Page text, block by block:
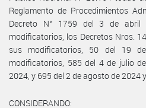
Reglamento de Procedimientos
Decreto N° 1759 del 3 de abril
modificatorios, los Decretos Nros.
sus modificatorios, 50 del 19
modificatorios, 585 del 4 de julio
2024, y 695 del 2 de agosto de 2024 y,
CONSIDERANDO: